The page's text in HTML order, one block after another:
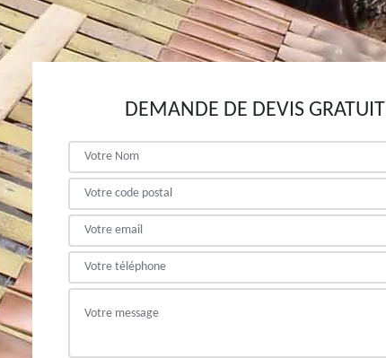
DEMANDE DE DEVIS GRATUIT